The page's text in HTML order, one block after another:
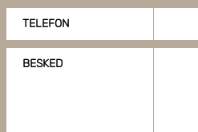
TELEFON
BESKED